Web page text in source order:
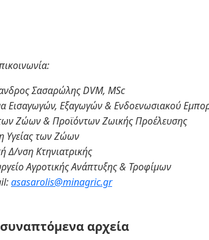
ΣασαρώληςDVM, MSc
Εισαγωγών, Εξαγωγών & Ενδοενωσιακού
Ζώων & Προϊόντων Ζωικής Προέλευσης
Υγείας των Ζώων
Δ/νση Κτηνιατρικής
Αγροτικής Ανάπτυξης & Τροφίμων
asasarolis@minagric.gr
αρχεία